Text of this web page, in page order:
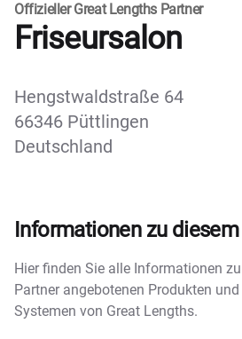
Offizieller Great Lengths Partner
Friseursalon
Hengstwaldstraße 64
66346 Püttlingen
Deutschland
Informationen zu
Hier finden Sie alle Informationen
Partner angebotenen Produkten
Systemen von Great Lengths.